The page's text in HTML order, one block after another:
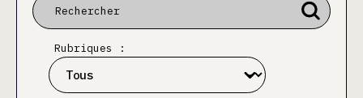
Rubriques :